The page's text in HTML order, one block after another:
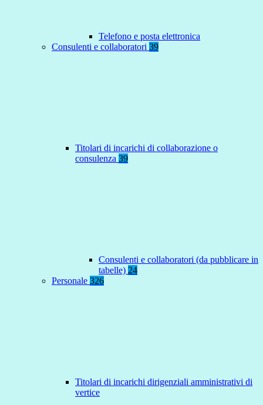
Telefono e posta elettronica
Consulenti e collaboratori 39
Titolari di incarichi di collaborazione o
consulenza 39
Consulenti e collaboratori (da pubblicare in
tabelle) 24
Personale 326
Titolari di incarichi dirigenziali amministrativi di
vertice